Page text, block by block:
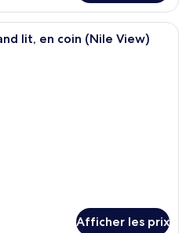
Une vue urbaine avec une rivière,
lit, en coin (Nile View)
Afficher les prix